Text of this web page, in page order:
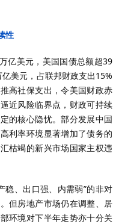
性
亿美元，美国国债总额超39
美元，占联邦财政支出15%
高社保支出，令美国财政赤
近风险临界点，财政可持续
的核心隐忧。部分发展中国
利率环境显著增加了债务的
枯竭的新兴市场国家主权违
稳、出口强、内需弱”的非对
但房地产市场仍在调整、居
环境对下半年走势亦十分关